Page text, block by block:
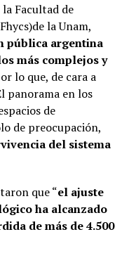
Facultad de
la Unam,
pública argentina
más complejos y
lo que, de cara a
panorama en los
de
de preocupación,
del sistema
que “el ajuste
ha alcanzado
de más de 4.500